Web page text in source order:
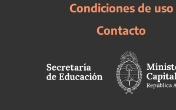
Condiciones de uso
Contacto